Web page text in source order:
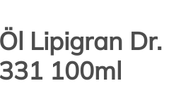
Lipigran Dr.
100ml